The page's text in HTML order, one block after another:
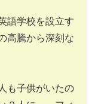
語学校を設立す
高騰から深刻な
も子供がいたの